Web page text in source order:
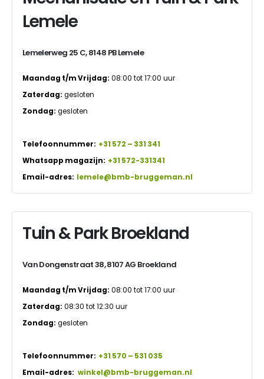
Lemele
Lemelerweg 25 C, 8148 PB Lemele
Maandag t/m Vrijdag: 08:00 tot 17:00 uur
Zaterdag: gesloten
Zondag: gesloten
Telefoonnummer: +31 572 – 331 341
Whatsapp magazijn: +31 572-331341
Email-adres: lemele@bmb-bruggeman.nl
Tuin & Park Broekland
Van Dongenstraat 38, 8107 AG Broekland
Maandag t/m Vrijdag: 08:00 tot 17:00 uur
Zaterdag: 08:30 tot 12:30 uur
Zondag: gesloten
Telefoonnummer: +31 570 – 531 035
Email-adres: winkel@bmb-bruggeman.nl